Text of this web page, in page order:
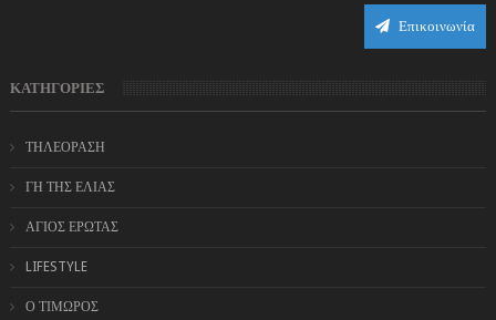
Επικοινωνία
ΚΑΤΗΓΟΡΙΕΣ
ΤΗΛΕΟΡΑΣΗ
ΓΗ ΤΗΣ ΕΛΙΑΣ
ΑΓΙΟΣ ΕΡΩΤΑΣ
LIFESTYLE
Ο ΤΙΜΩΡΟΣ